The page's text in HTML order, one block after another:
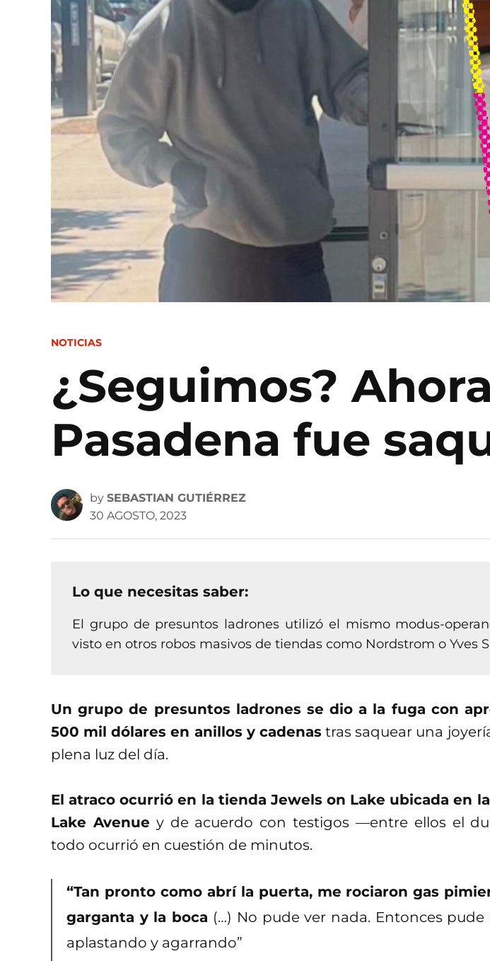
POSTED
NOTICIAS
¿Seguimos?
Pasadena fue
by SEBASTIAN GUTIÉRREZ
30 AGOSTO, 2023
Lo que necesitas saber:
El grupo de presuntos ladrones utilizó el mismo modus-
visto en otros robos masivos de tiendas como Nordstrom o Yves
Un grupo de presuntos ladrones se dio a la fuga con
500 mil dólares en anillos y cadenastras saquear una
plena luz del día.
El atraco ocurrió en la tienda Jewels on Lake ubicada en
Lake Avenue y de acuerdo con testigos —entre ellos el
todo ocurrió en cuestión de minutos.
“Tan pronto como abrí la puerta, me rociaron gas
garganta y la boca (…) No pude ver nada. Entonces
aplastando y agarrando”